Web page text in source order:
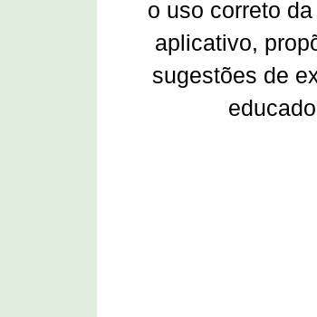
o uso correto
aplicativo,
sugestões de